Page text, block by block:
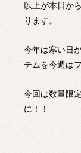
以上が本日か
ります。
今年は寒い日
テムを今週は
今回は数量限
に！！